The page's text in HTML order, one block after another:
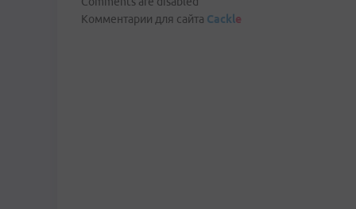
Комментарии для сайта Cackle